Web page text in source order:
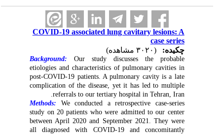
COVID-19 associated lung cavitary lesions: A
case series
چکیده:
Background:
Our study discusses the probable
etiologies and characteristics of pulmonary cavities in
post-COVID-19 patients. A pulmonary cavity is a late
complication of the disease, yet it has led to multiple
referrals to our tertiary hospital in Tehran, Iran.
Methods:We conducted a retrospective case-series
study on 20 patients who were admitted to our center
between April 2020 and September 2021. They were
all diagnosed with COVID-19 and concomitantly